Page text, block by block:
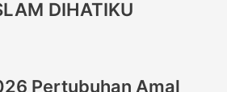
DIHATIKU
Pertubuhan Amal